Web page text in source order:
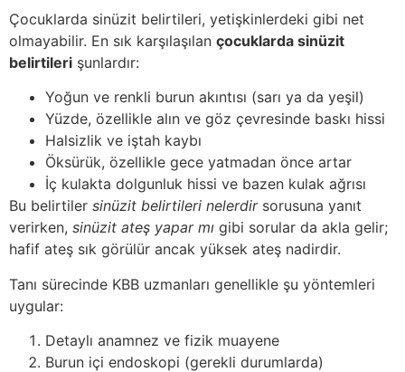
Çocuklarda sinüzit belirtileri, yetişkinlerdeki gibi net
olmayabilir. En sık karşılaşılan çocuklarda sinüzit
belirtileri şunlardır:
Yoğun ve renkli burun akıntısı (sarı ya da yeşil)
Yüzde, özellikle alın ve göz çevresinde baskı hissi
Halsizlik ve iştah kaybı
Öksürük, özellikle gece yatmadan önce artar
İç kulakta dolgunluk hissi ve bazen kulak ağrısı
Bu belirtiler sinüzit belirtileri nelerdirsorusuna yanıt
verirken, sinüzit ateş yapar mı gibi sorular da akla gelir;
hafif ateş sık görülür ancak yüksek ateş nadirdir.
Tanı sürecinde KBB uzmanları genellikle şu yöntemleri
uygular:
Detaylı anamnez ve fizik muayene
Burun içi endoskopi (gerekli durumlarda)